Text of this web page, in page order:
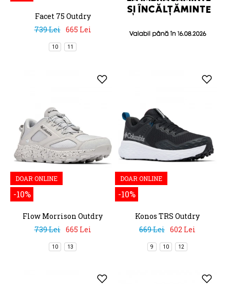
Facet 75 Outdry
739 Lei 665 Lei
10 11
DOAR ONLINE
-10%
Flow Morrison Outdry
739 Lei 665 Lei
10 13
DOAR ONLINE
-10%
Konos TRS Outdry
669 Lei 602 Lei
9 10 12